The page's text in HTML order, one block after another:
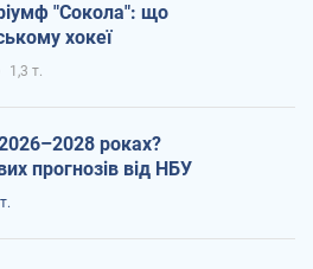
"Сокола": що
хокеї
1,3 т.
роках?
прогнозів від НБУ